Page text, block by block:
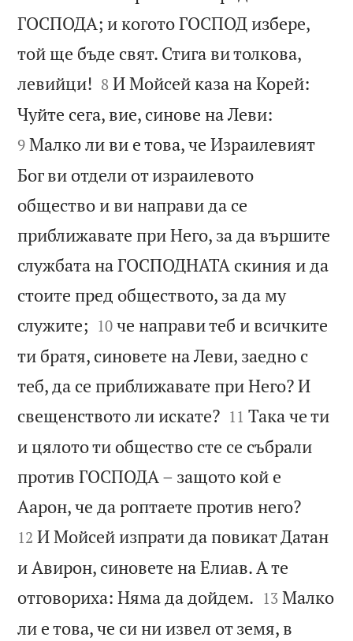
ГОСПОДА; и когото ГОСПОД избере,
той ще бъде свят. Стига ви толкова,
левийци! 

8 И Мойсей каза на Корей:
Чуйте сега, вие, синове на Леви:
9 Малко ли ви е това, че Израилевият
Бог ви отдели от израилевото
общество и ви направи да се
приближавате при Него, за да вършите
службата на ГОСПОДНАТА скиния и да
стоите пред обществото, за да му
служите; 

10 че направи теб и всичките
ти братя, синовете на Леви, заедно с
теб, да се приближавате при Него? И
свещенството ли искате?
11 Така че ти
и цялото ти общество сте се събрали
против ГОСПОДА – защото кой е
Аарон, че да роптаете против него?
12 И Мойсей изпрати да повикат Датан
и Авирон, синовете на Елиав. А те
отговориха: Няма да дойдем. 

13 Малко
ли е това, че си ни извел от земя, в